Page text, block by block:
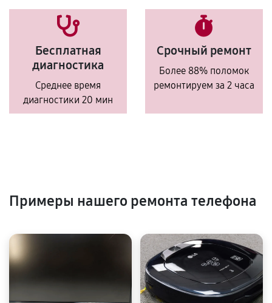
Бесплатная
диагностика
Среднее время
диагностики 20 мин
Срочный ремонт
Более 88% поломок
ремонтируем за 2 часа
Примеры нашего ремонта телефона